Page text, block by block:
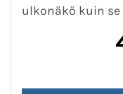
ulkonäkö kuin se